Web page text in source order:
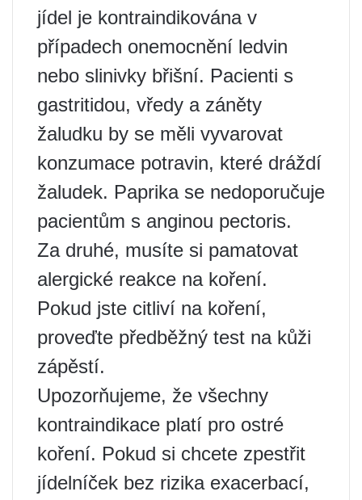
jídel je kontraindikována v
případech onemocnění ledvin
nebo slinivky břišní. Pacienti s
gastritidou, vředy a záněty
žaludku by se měli vyvarovat
konzumace potravin, které dráždí
žaludek. Paprika se nedoporučuje
pacientům s anginou pectoris.
Za druhé, musíte si pamatovat
alergické reakce na koření.
Pokud jste citliví na koření,
proveďte předběžný test na kůži
zápěstí.
Upozorňujeme, že všechny
kontraindikace platí pro ostré
koření. Pokud si chcete zpestřit
jídelníček bez rizika exacerbací,